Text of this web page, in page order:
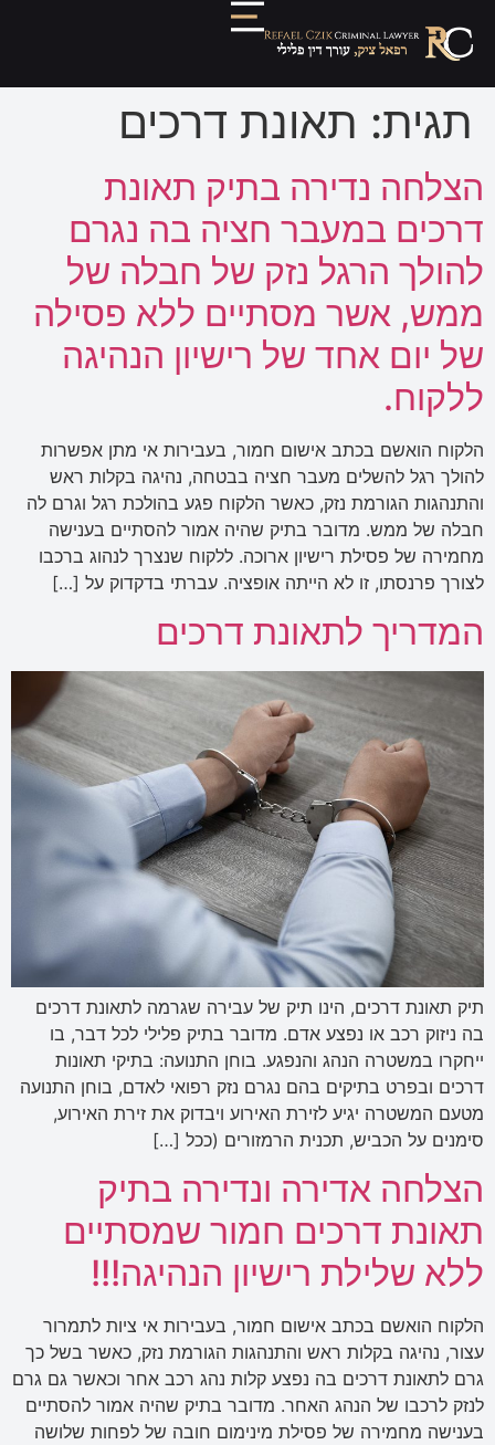
תגית: תאונת דרכים
הצלחה נדירה בתיק תאונת
דרכים במעבר חציה בה נגרם
להולך הרגל נזק של חבלה של
ממש, אשר מסתיים ללא פסילה
של יום אחד של רישיון הנהיגה
ללקוח.
הלקוח הואשם בכתב אישום חמור, בעבירות אי מתן אפשרות
להולך רגל להשלים מעבר חציה בבטחה, נהיגה בקלות ראש
והתנהגות הגורמת נזק, כאשר הלקוח פגע בהולכת רגל וגרם לה
חבלה של ממש. מדובר בתיק שהיה אמור להסתיים בענישה
מחמירה של פסילת רישיון ארוכה. ללקוח שנצרך לנהוג ברכבו
לצורך פרנסתו, זו לא הייתה אופציה. עברתי בדקדוק על […]
המדריך לתאונת דרכים
תיק תאונת דרכים, הינו תיק של עבירה שגרמה לתאונת דרכים
בה ניזוק רכב או נפצע אדם. מדובר בתיק פלילי לכל דבר, בו
ייחקרו במשטרה הנהג והנפגע. בוחן התנועה: בתיקי תאונות
דרכים ובפרט בתיקים בהם נגרם נזק רפואי לאדם, בוחן התנועה
מטעם המשטרה יגיע לזירת האירוע ויבדוק את זירת האירוע,
סימנים על הכביש, תכנית הרמזורים (ככל […]
הצלחה אדירה ונדירה בתיק
תאונת דרכים חמור שמסתיים
ללא שלילת רישיון הנהיגה!!!
הלקוח הואשם בכתב אישום חמור, בעבירות אי ציות לתמרור
עצור, נהיגה בקלות ראש והתנהגות הגורמת נזק, כאשר בשל כך
גרם לתאונת דרכים בה נפצע קלות נהג רכב אחר וכאשר גם גרם
לנזק לרכבו של הנהג האחר. מדובר בתיק שהיה אמור להסתיים
בענישה מחמירה של פסילת מינימום חובה של לפחות שלושה